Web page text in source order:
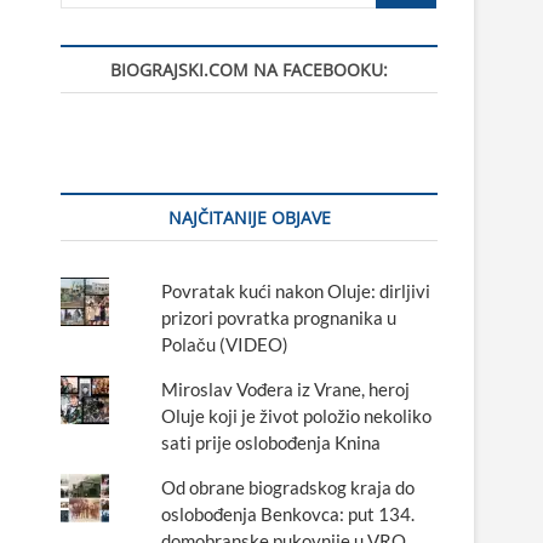
BIOGRAJSKI.COM NA FACEBOOKU:
NAJČITANIJE OBJAVE
Povratak kući nakon Oluje: dirljivi
prizori povratka prognanika u
Polaču (VIDEO)
Miroslav Vođera iz Vrane, heroj
Oluje koji je život položio nekoliko
sati prije oslobođenja Knina
Od obrane biogradskog kraja do
oslobođenja Benkovca: put 134.